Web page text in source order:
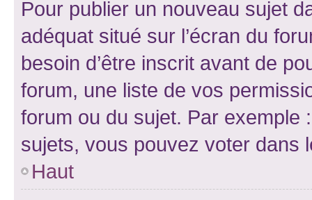
Pour publier un nouveau sujet
adéquat situé sur l’écran du
besoin d’être inscrit avant de
forum, une liste de vos
forum ou du sujet. Par exemple
sujets, vous pouvez voter dans
Haut